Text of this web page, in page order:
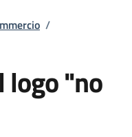
/
logo "no